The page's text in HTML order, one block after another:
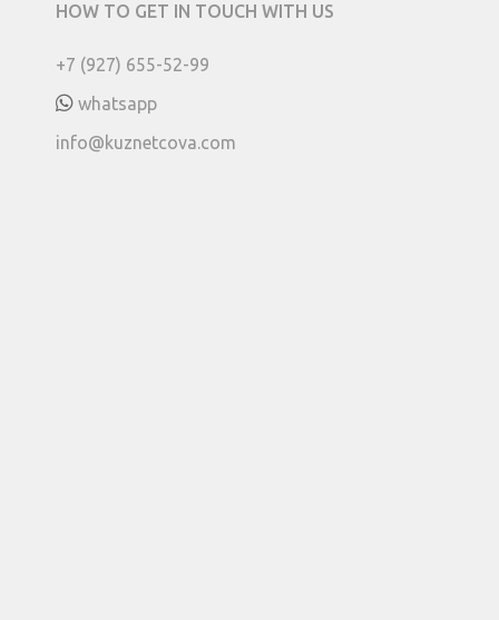
HOW TO GET IN TOUCH WITH US
+7 (927) 655-52-99
whatsapp
info@kuznetcova.com